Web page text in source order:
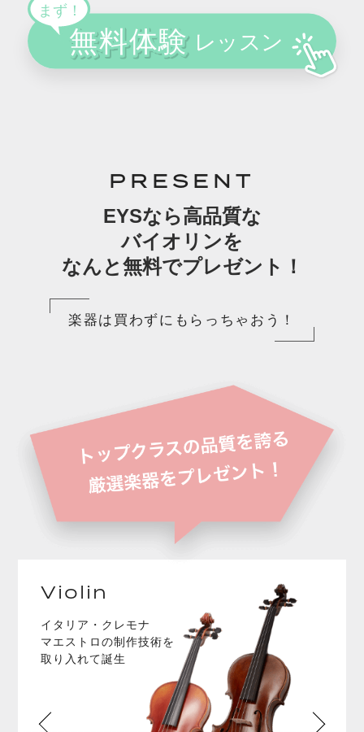
PRESENT
EYSなら高品質な
バイオリンを
なんと無料でプレゼント！
楽器は買わずにもらっちゃおう！
Violin
イタリア・クレモナ
マエストロの制作技術を
取り入れて誕生